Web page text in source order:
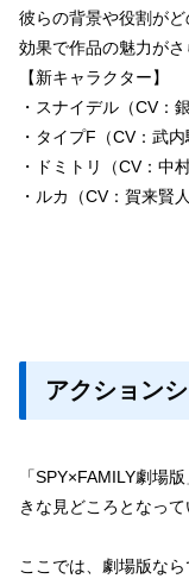
彼らの背景や役割が
効果で作品の魅力がさ
【新キャラクター】
・スナイデル（CV：
・タイプF（CV：武内
・ドミトリ（CV：中
・ルカ（CV：賀来賢人
アクション
「SPY×FAMILY劇場
きな見どころとなって
ここでは、劇場版な